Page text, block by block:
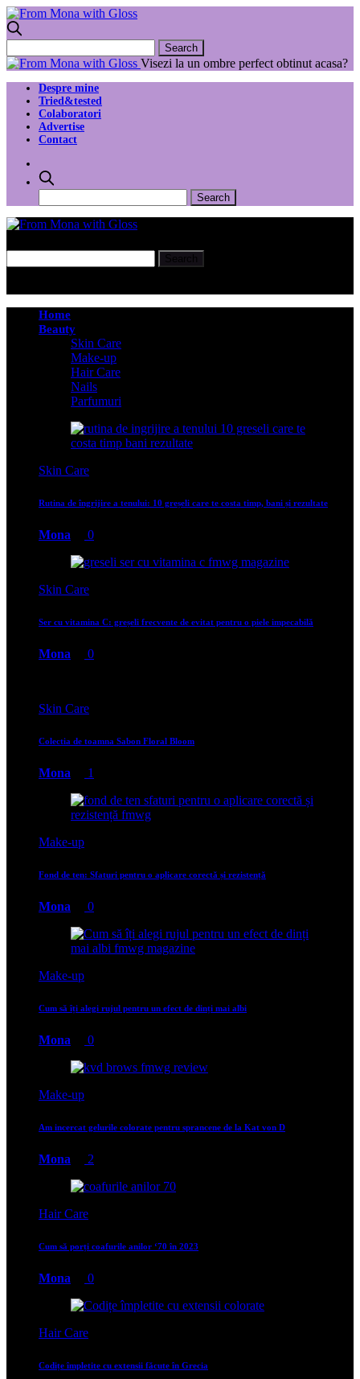
Visezi la un ombre perfect obtinut acasa?
Despre mine
Tried&tested
Colaboratori
Advertise
Contact
Home
Beauty
Skin Care
Make-up
Hair Care
Nails
Parfumuri
Skin Care
Rutina de îngrijire a tenului: 10 greșeli care te costa timp, bani și rezultate
Mona 0
Skin Care
Ser cu vitamina C: greșeli frecvente de evitat pentru o piele impecabilă
Mona 0
Skin Care
Colectia de toamna Sabon Floral Bloom
Mona 1
Make-up
Fond de ten: Sfaturi pentru o aplicare corectă și rezistență
Mona 0
Make-up
Cum să îți alegi rujul pentru un efect de dinți mai albi
Mona 0
Make-up
Am incercat gelurile colorate pentru sprancene de la Kat von D
Mona 2
Hair Care
Cum să porți coafurile anilor ‘70 în 2023
Mona 0
Hair Care
Codițe împletite cu extensii făcute în Grecia